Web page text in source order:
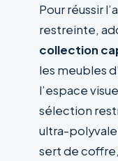
Pour réussir
restreinte,
collection
les meubles
l’espace
sélection
ultra-
sert de